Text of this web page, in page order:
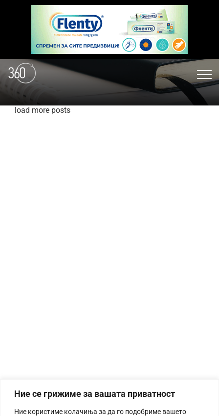
Ние се грижиме за вашата приватност
Ние користиме колачиња за да го подобриме вашето
load more posts